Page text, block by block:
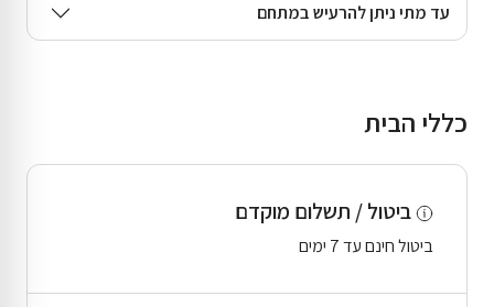
עד מתי ניתן להרעיש במתחם
כללי הבית
ביטול / תשלום מוקדם
ביטול חינם עד 7 ימים